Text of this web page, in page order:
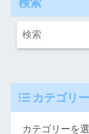
カテゴリー